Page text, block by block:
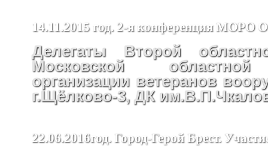
14.11.2015 год. 2-я конференция
Делегаты Второй
Московской областной
организации ветеранов
г.Щёлково-3, ДК
22.06.2016год. Город-Герой Брест.